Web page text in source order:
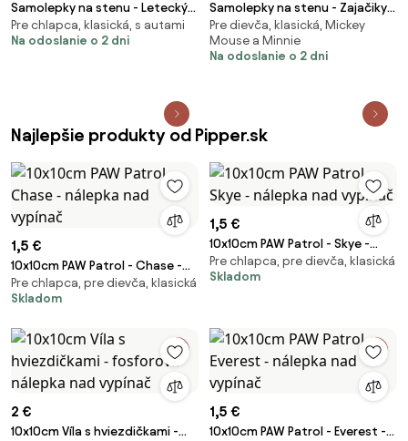
Samolepky na stenu - Letecký
deň
Pre chlapca, klasická, s autami
Na odoslanie o 2 dni
Samolepky na stenu - Zajačiky s
dáždnikom
Pre dievča, klasická, Mickey
Mouse a Minnie
Na odoslanie o 2 dni
Najlepšie produkty od Pipper.sk
1,5 €
10x10cm PAW Patrol - Chase -
nálepka nad vypínač
Pre chlapca, pre dievča, klasická
Skladom
1,5 €
10x10cm PAW Patrol - Skye -
nálepka nad vypínač
Pre chlapca, pre dievča, klasická
Skladom
2 €
10x10cm Víla s hviezdičkami -
1,5 €
10x10cm PAW Patrol - Everest -